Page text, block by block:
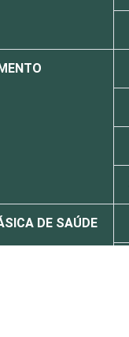
DE SAÚDE